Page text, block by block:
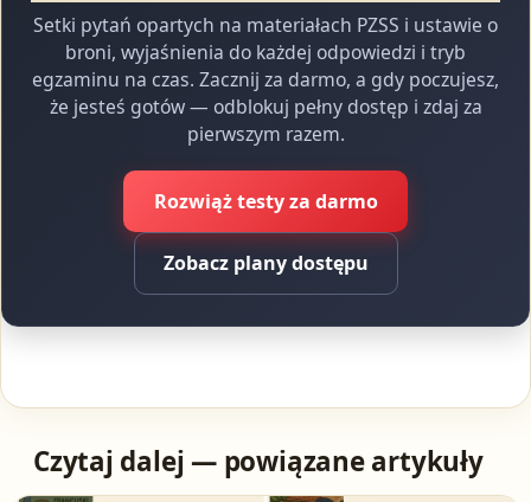
Setki pytań opartych na materiałach PZSS i ustawie o
broni, wyjaśnienia do każdej odpowiedzi i tryb
egzaminu na czas. Zacznij za darmo, a gdy poczujesz,
że jesteś gotów — odblokuj pełny dostęp i zdaj za
pierwszym razem.
Rozwiąż testy za darmo
Zobacz plany dostępu
Czytaj dalej — powiązane artykuły